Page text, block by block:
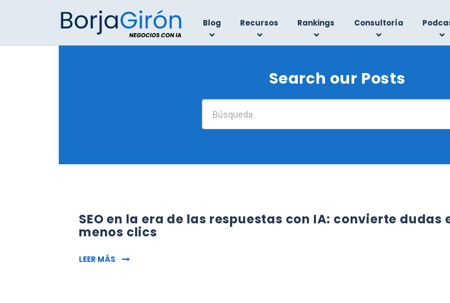
Blog Recursos Rankings Consultoría
Search our Posts
SEO en la era de las respuestas con IA: convierte dudas
menos clics
LEER MÁS SEO EN LA ERA DE LAS RESPUESTAS CON IA: CONVIERTE DUDAS EN CLIENTES PESE A